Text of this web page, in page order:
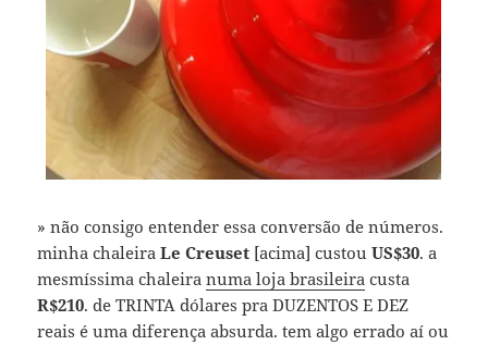
» não consigo entender essa conversão de números.
minha chaleiraLe Creuset [acima] custouUS$30. a
mesmíssima chaleiranuma loja brasileira custa
R$210. de TRINTA dólares pra DUZENTOS E DEZ
reais é uma diferença absurda. tem algo errado aí ou